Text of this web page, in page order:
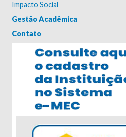
Impacto Social
Gestão Acadêmica
Contato